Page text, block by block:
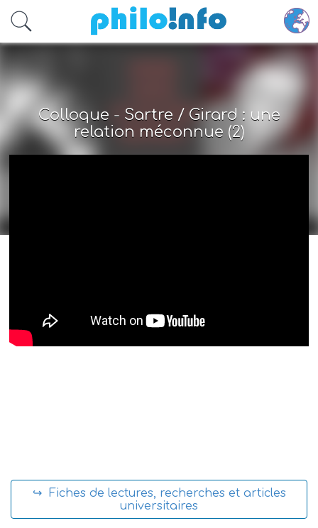
Accéder au contenu principal
Colloque - Sartre / Girard : une
relation méconnue (2)
↪ Fiches de lectures, recherches et articles
universitaires